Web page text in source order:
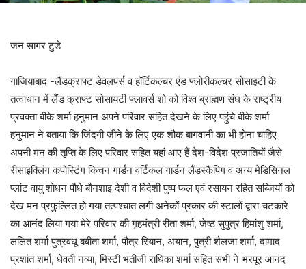
जन सागर टुडे
गाजियाबाद -लैंडक्राफ्ट डेवलपर्स व हॉर्टिकल्चर एंड फ्लोरीकल्चर सोसाइटी के
तत्वाधान में लैंड क्राफ्ट सोसायटी फ्लावर्स शो को विश्व ब्राह्मण संघ के राष्ट्रीय
प्रवक्ता बीके शर्मा हनुमान अपने परिवार सहित देखने के लिए पहुंचे बीके शर्मा
हनुमान ने बताया कि जिंदगी जीने के लिए एक शौक बागवानी का भी होना चाहिए
अपनी मन की तृप्ति के लिए परिवार सहित यहां आए हैं देश-विदेश प्रजातियों जैसे
रीसाइक्लिंग कंपोस्टिंग किचन गार्डन वर्टिकल गार्डन लैंडस्कैपिंग व अन्य मेडिसिनल
प्लांट वायु शोधन पौधे बौनशाइ देशी व विदेशी पुष्प फल एवं रसायन रहित सब्जियों को
देख मन प्रफुल्लित हो गया तत्पश्चात लगी अनेकों प्रकार की स्टालों द्वारा चटकारे
का आनंद लिया गया मेरे परिवार की गृहमंत्री रीता शर्मा, जेष्ठ सुपुत्र हिमांशु शर्मा,
ललित शर्मा पुत्रवधू बबीता शर्मा, पौत्र रियान, अयान, पुत्री शैलजा शर्मा, दामाद
प्रशांत शर्मा, धेवती नव्या, मिस्टी भतीजी राधिका शर्मा सहित सभी ने भरपूर आनंद